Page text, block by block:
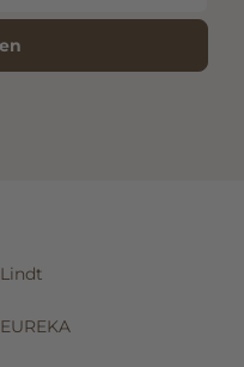
Lindt
EUREKA